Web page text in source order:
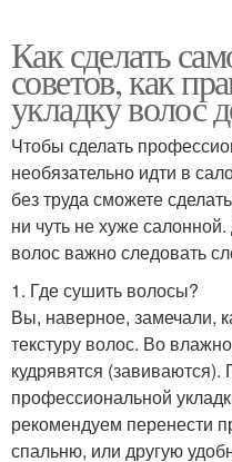
Как сделать
советов, как
укладку волос
Чтобы сделать
необязательно идти в
без труда сможете
ни чуть не хуже
волос важно следовать
1. Где сушить волосы?
Вы, наверное, замечали,
текстуру волос. Во
кудрявятся (завиваются).
профессиональной
рекомендуем перенести
спальню, или другую